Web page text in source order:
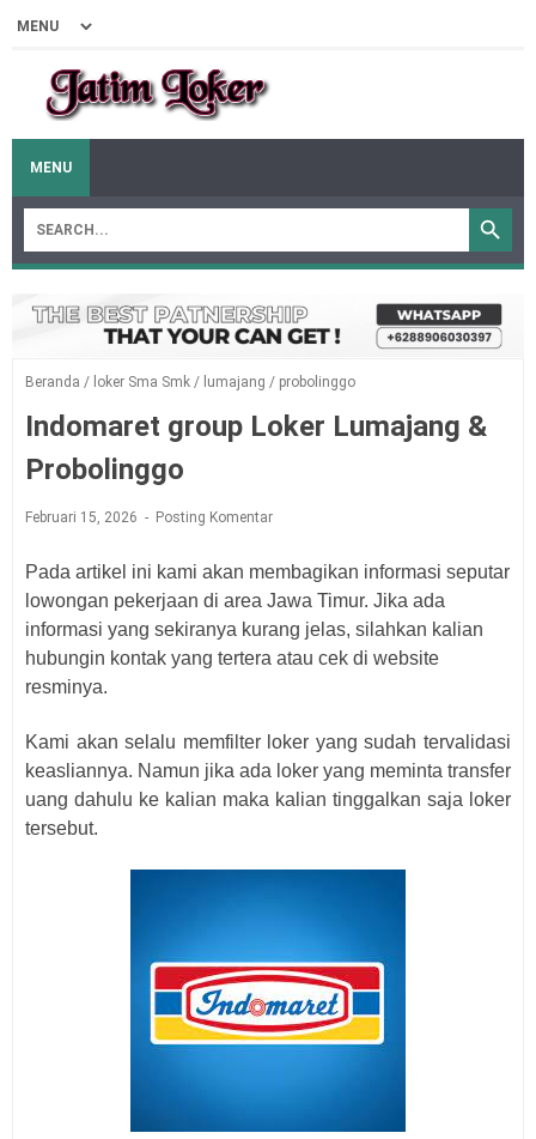
MENU
Beranda / loker Sma Smk / lumajang / probolinggo
Indomaret group Loker Lumajang &
Probolinggo
Februari 15, 2026 Posting Komentar
Pada artikel ini kami akan membagikan informasi seputar
lowongan pekerjaan di area Jawa Timur. Jika ada
informasi yang sekiranya kurang jelas, silahkan kalian
hubungin kontak yang tertera atau cek di website
resminya.
Kami akan selalu memfilter loker yang sudah tervalidasi
keasliannya. Namun jika ada loker yang meminta transfer
uang dahulu ke kalian maka kalian tinggalkan saja loker
tersebut.